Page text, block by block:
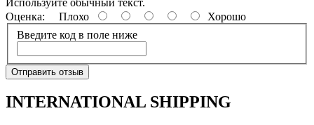
Используйте обычный текст.
Оценка: Плохо
Хорошо
Введите код в поле ниже
Отправить отзыв
INTERNATIONAL SHIPPING